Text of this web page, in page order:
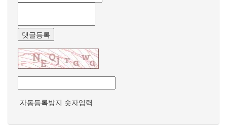
댓글등록
자동등록방지 숫자입력